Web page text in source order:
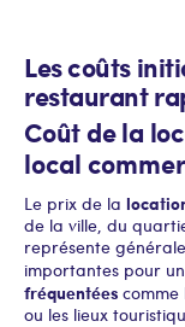
Les coûts
restaurant
Coût de la
local
Le prix de la
de la ville, du
représente
importantes pour
fréquentées comme
ou les lieux